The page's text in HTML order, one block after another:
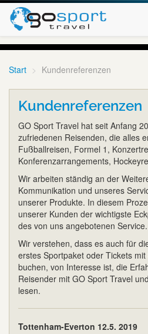
Start Kundenreferenzen
Kundenreferenzen
GO Sport Travel hat seit Anfang
zufriedenen Reisenden, die alles
Fußballreisen, Formel 1,
Konferenzarrangements,
Wir arbeiten ständig an der
Kommunikation und unseres
unserer Produkte. In diesem
unserer Kunden der wichtigste
des von uns angebotenen Service.
Wir verstehen, dass es auch für
erstes Sportpaket oder Tickets
buchen, von Interesse ist, die
Reisender mit GO Sport Travel
lesen.
Tottenham-Everton 12.5. 2019